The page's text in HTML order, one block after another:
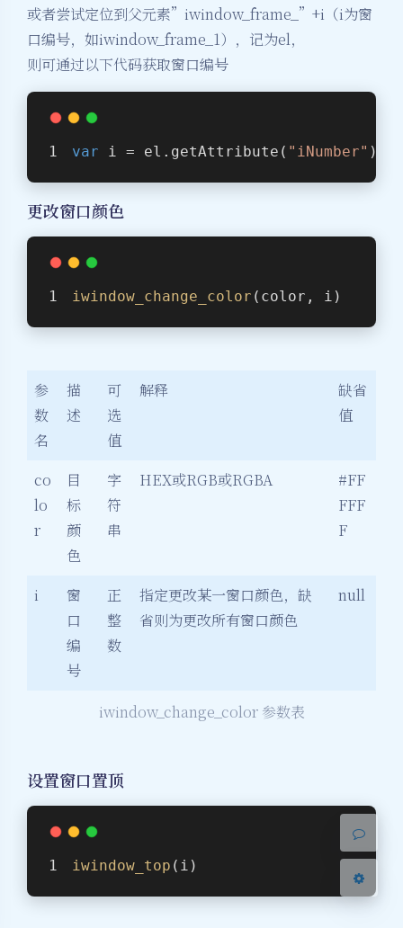
夜间模式
Sans Serif
关闭 日落 暗化 灰度
或者尝试定位到父元素”iwindow_frame_”+i（i为窗
口编号，如iwindow_frame_1），记为el，
则可通过以下代码获取窗口编号
var i = el.getAttribute( "iNumber" );
更改窗口颜色
iwindow_change_color (color, i)
参
数
名
描
述
可
选
值
解释
缺省
值
co
lo
r
目
标
颜
色
字
符
串
HEX或RGB或RGBA
#FF
FFF
F
i
窗
口
编
号
正
整
数
指定更改某一窗口颜色，缺
省则为更改所有窗口颜色
null
iwindow_change_color 参数表
设置窗口置顶
iwindow_top (i)